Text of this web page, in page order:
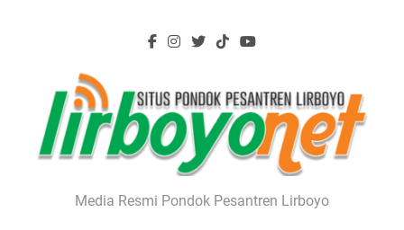
Lirboyo.net
Media Resmi Pondok Pesantren Lirboyo